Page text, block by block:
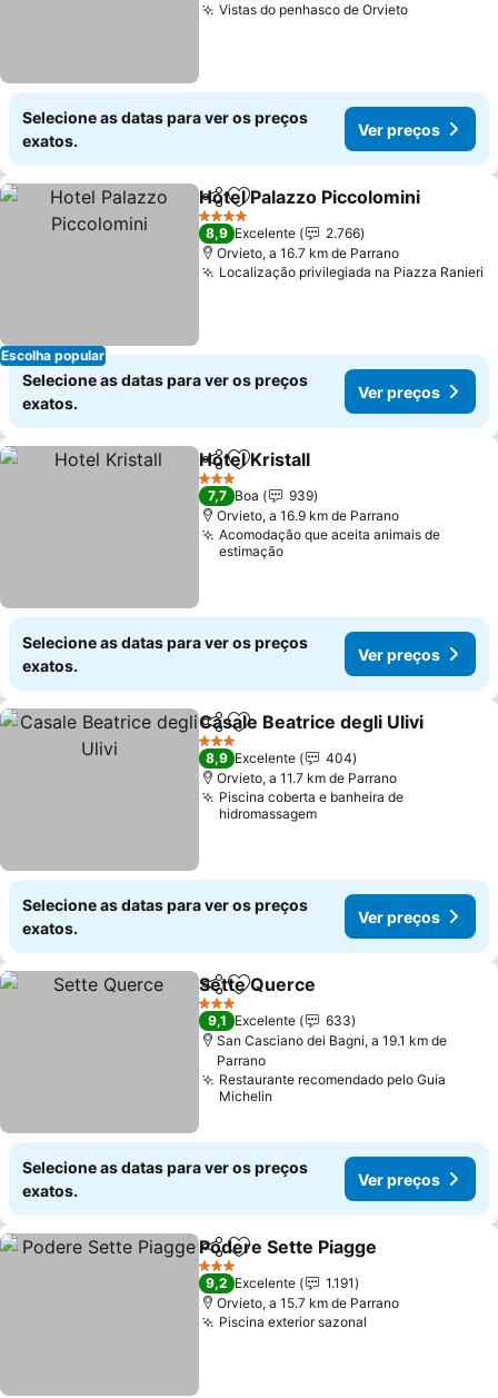
Vistas do penhasco de OrvietoVer preços
Selecione as datas para ver os preços
exatos.
Ver preços
Escolha popular
PartilharAdicionar aos favoritos
Hotel Palazzo Piccolomini
4 Estrelas
8,9 Excelente
2.766
Orvieto, a 16.7 km de Parrano
Localização privilegiada na Piazza Ranieri
Selecione as datas para ver os preços
exatos.
Ver preços
PartilharAdicionar aos favoritos
Hotel Kristall
3 Estrelas
7,7 Boa
939
Orvieto, a 16.9 km de Parrano
Acomodação que aceita animais de
estimação
Selecione as datas para ver os preços
exatos.
Ver preços
PartilharAdicionar aos favoritos
Casale Beatrice degli Ulivi
3 Estrelas
8,9 Excelente
404
Orvieto, a 11.7 km de Parrano
Piscina coberta e banheira de
hidromassagem
Selecione as datas para ver os preços
exatos.
Ver preços
PartilharAdicionar aos favoritos
Sette Querce
3 Estrelas
9,1 Excelente
633
San Casciano dei Bagni, a 19.1 km de
Parrano
Restaurante recomendado pelo Guia
Michelin
Selecione as datas para ver os preços
exatos.
Ver preços
PartilharAdicionar aos favoritos
Podere Sette Piagge
3 Estrelas
9,2 Excelente
1.191
Orvieto, a 15.7 km de Parrano
Piscina exterior sazonal